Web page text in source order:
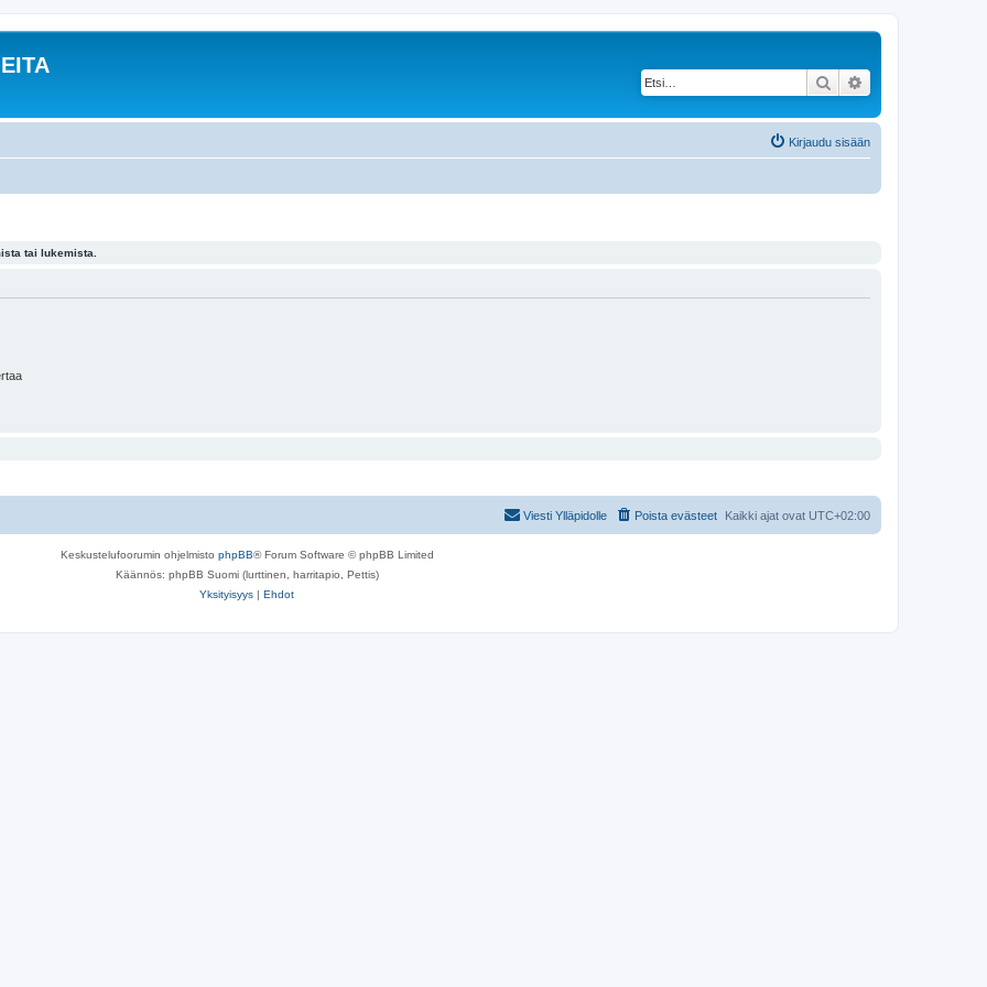
Etsi
Kirjaudu sisään
tai lukemista.
Kaikki ajat ovat UTC+02:00
Poista evästeet
Viesti Ylläpidolle
Keskustelufoorumin ohjelmisto phpBB® Forum Software © phpBB Limited
Käännös: phpBB Suomi (lurttinen, harritapio, Pettis)
Yksityisyys | Ehdot